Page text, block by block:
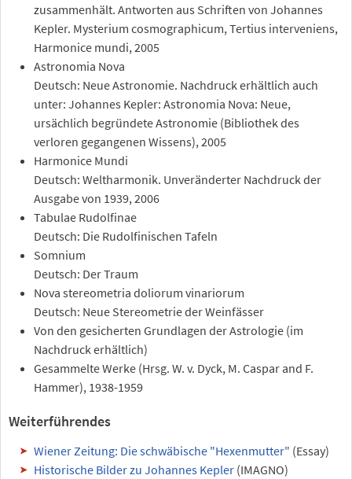
zusammenhält. Antworten aus Schriften von Johannes
Kepler. Mysterium cosmographicum, Tertius interveniens,
Harmonice mundi, 2005
Astronomia Nova
Deutsch: Neue Astronomie. Nachdruck erhältlich auch
unter: Johannes Kepler: Astronomia Nova: Neue,
ursächlich begründete Astronomie (Bibliothek des
verloren gegangenen Wissens), 2005
Harmonice Mundi
Deutsch: Weltharmonik. Unveränderter Nachdruck der
Ausgabe von 1939, 2006
Tabulae Rudolfinae
Deutsch: Die Rudolfinischen Tafeln
Somnium
Deutsch: Der Traum
Nova stereometria doliorum vinariorum
Deutsch: Neue Stereometrie der Weinfässer
Von den gesicherten Grundlagen der Astrologie (im
Nachdruck erhältlich)
Gesammelte Werke (Hrsg. W. v. Dyck, M. Caspar and F.
Hammer), 1938-1959
Weiterführendes
Wiener Zeitung: Die schwäbische "Hexenmutter" (Essay)
Historische Bilder zu Johannes Kepler (IMAGNO)